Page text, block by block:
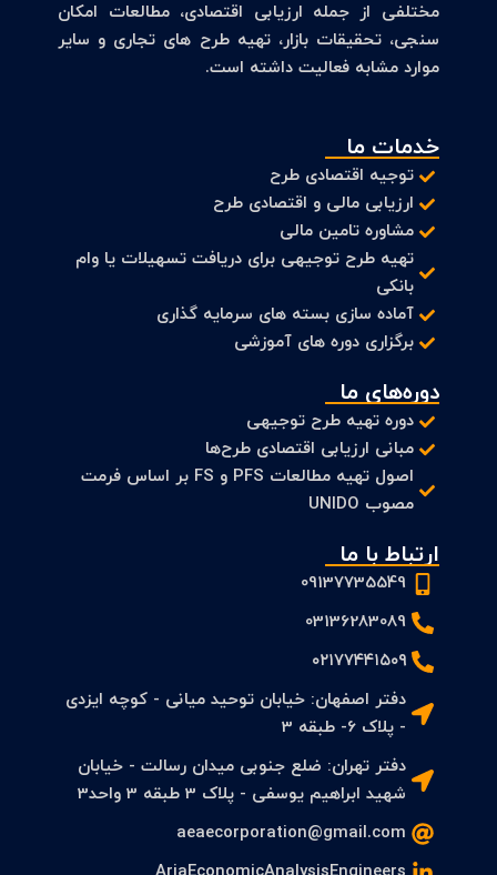
مختلفی از جمله ارزیابی اقتصادی، مطالعات امکان
سنجی، تحقیقات بازار، تهیه طرح های تجاری و سایر
موارد مشابه فعالیت داشته است.
خدمات ما
توجیه اقتصادی طرح
ارزیابی مالی و اقتصادی طرح
مشاوره تامین مالی
تهیه طرح توجیهی برای دریافت تسهیلات یا وام
بانکی
آماده سازی بسته های سرمایه گذاری
برگزاری دوره های آموزشی
دوره‌های ما
دوره تهیه طرح توجیهی
مبانی ارزیابی اقتصادی طرح‌ها
اصول تهیه مطالعات PFS و FS بر اساس فرمت
مصوب UNIDO
ارتباط با ما
09137735549
03136283089
۰۲۱۷۷۴۴۱۵۰۹
دفتر اصفهان: خیابان توحید میانی - کوچه ایزدی
- پلاک 6- طبقه 3
دفتر تهران: ضلع جنوبی میدان رسالت - خیابان
شهید ابراهیم یوسفی - پلاک 3 طبقه 3 واحد3
aeaecorporation@gmail.com